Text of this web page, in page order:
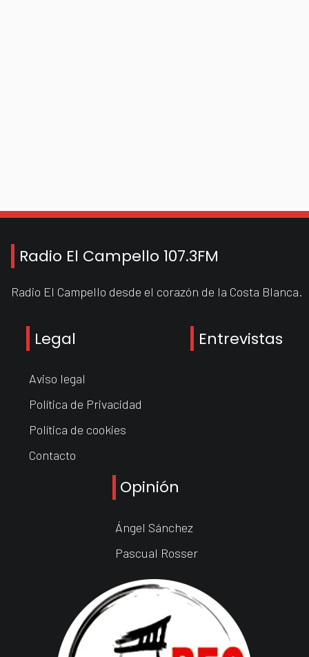
Radio El Campello 107.3FM
Radio El Campello desde el corazón de la Costa Blanca.
Legal
Aviso legal
Política de Privacidad
Política de cookies
Contacto
Entrevistas
Opinión
Ángel Sánchez
Pascual Rosser